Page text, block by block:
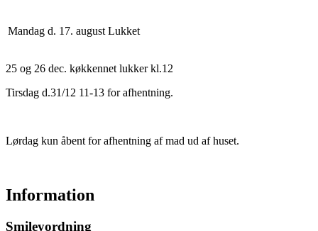
Mandag d. 17. august Lukket
25 og 26 dec. køkkennet lukker kl.12
Tirsdag d.31/12 11-13 for afhentning.
Lørdag kun åbent for afhentning af mad ud af huset.
Information
Smileyordning